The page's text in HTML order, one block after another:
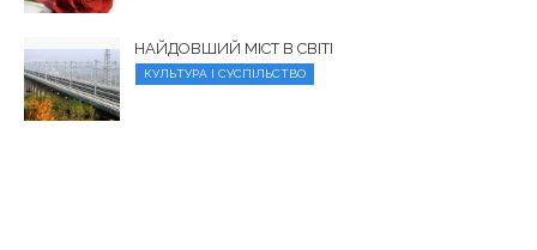
НАЙДОВШИЙ МІСТ В СВІТІ
КУЛЬТУРА І СУСПІЛЬСТВО